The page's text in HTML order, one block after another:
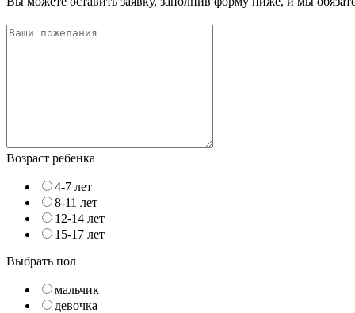
Возраст ребенка
4-7 лет
8-11 лет
12-14 лет
15-17 лет
Выбрать пол
мальчик
девочка